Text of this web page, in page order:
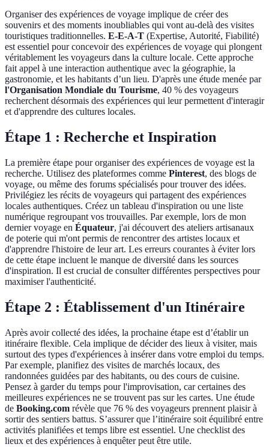
Organiser des expériences de voyage implique de créer des
souvenirs et des moments inoubliables qui vont au-delà des visites
touristiques traditionnelles. E-E-A-T (Expertise, Autorité, Fiabilité)
est essentiel pour concevoir des expériences de voyage qui plongent
véritablement les voyageurs dans la culture locale. Cette approche
fait appel à une interaction authentique avec la géographie, la
gastronomie, et les habitants d’un lieu. D'après une étude menée par
l'Organisation Mondiale du Tourisme, 40 % des voyageurs
recherchent désormais des expériences qui leur permettent d'interagir
et d'apprendre des cultures locales.
Étape 1 : Recherche et Inspiration
La première étape pour organiser des expériences de voyage est la
recherche. Utilisez des plateformes comme Pinterest, des blogs de
voyage, ou même des forums spécialisés pour trouver des idées.
Privilégiez les récits de voyageurs qui partagent des expériences
locales authentiques. Créez un tableau d'inspiration ou une liste
numérique regroupant vos trouvailles. Par exemple, lors de mon
dernier voyage en Équateur, j'ai découvert des ateliers artisanaux
de poterie qui m'ont permis de rencontrer des artistes locaux et
d'apprendre l'histoire de leur art. Les erreurs courantes à éviter lors
de cette étape incluent le manque de diversité dans les sources
d'inspiration. Il est crucial de consulter différentes perspectives pour
maximiser l'authenticité.
Étape 2 : Établissement d'un Itinéraire
Après avoir collecté des idées, la prochaine étape est d’établir un
itinéraire flexible. Cela implique de décider des lieux à visiter, mais
surtout des types d'expériences à insérer dans votre emploi du temps.
Par exemple, planifiez des visites de marchés locaux, des
randonnées guidées par des habitants, ou des cours de cuisine.
Pensez à garder du temps pour l'improvisation, car certaines des
meilleures expériences ne se trouvent pas sur les cartes. Une étude
de Booking.com révèle que 76 % des voyageurs prennent plaisir à
sortir des sentiers battus. S’assurer que l’itinéraire soit équilibré entre
activités planifiées et temps libre est essentiel. Une checklist des
lieux et des expériences à enquêter peut être utile.